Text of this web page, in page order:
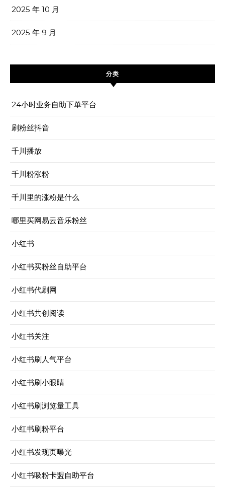
2025 年 10 月
2025 年 9 月
分类
24小时业务自助下单平台
刷粉丝抖音
千川播放
千川粉涨粉
千川里的涨粉是什么
哪里买网易云音乐粉丝
小红书
小红书买粉丝自助平台
小红书代刷网
小红书共创阅读
小红书关注
小红书刷人气平台
小红书刷小眼睛
小红书刷浏览量工具
小红书刷粉平台
小红书发现页曝光
小红书吸粉卡盟自助平台